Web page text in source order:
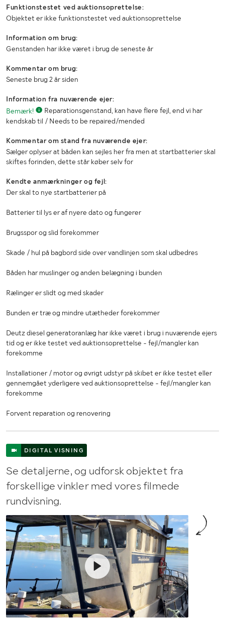
Funktionstestet ved auktionsoprettelse:
Objektet er ikke funktionstestet ved auktionsoprettelse
Information om brug:
Genstanden har ikke været i brug de seneste år
Kommentar om brug:
Seneste brug 2 år siden
Information fra nuværende ejer:
Bemærk!
Reparationsgenstand, kan have flere fejl, end vi har
kendskab til / Needs to be repaired/mended
Kommentar om stand fra nuværende ejer:
Sælger oplyser at båden kan sejles her fra men at startbatterier skal
skiftes forinden, dette står køber selv for
Kendte anmærkninger og fejl:
Der skal to nye startbatterier på
Batterier til lys er af nyere dato og fungerer
Brugsspor og slid forekommer
Skade / hul på bagbord side over vandlinjen som skal udbedres
Båden har muslinger og anden belægning i bunden
Rælinger er slidt og med skader
Bunden er træ og mindre utætheder forekommer
Deutz diesel generatoranlæg har ikke været i brug i nuværende ejers
tid og er ikke testet ved auktionsoprettelse - fejl/mangler kan
forekomme
Installationer / motor og øvrigt udstyr på skibet er ikke testet eller
gennemgået yderligere ved auktionsoprettelse - fejl/mangler kan
forekomme
Forvent reparation og renovering
DIGITAL VISNING
Se detaljerne, og udforsk objektet fra
forskellige vinkler med vores filmede
rundvisning.